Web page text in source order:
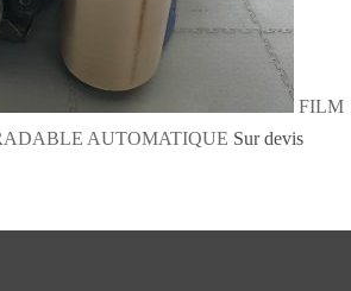
FILM
AUTOMATIQUE Sur devis